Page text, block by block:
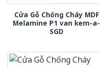
Cửa Gỗ Chống Cháy MDF
Melamine P1 van kem-a-
SGD